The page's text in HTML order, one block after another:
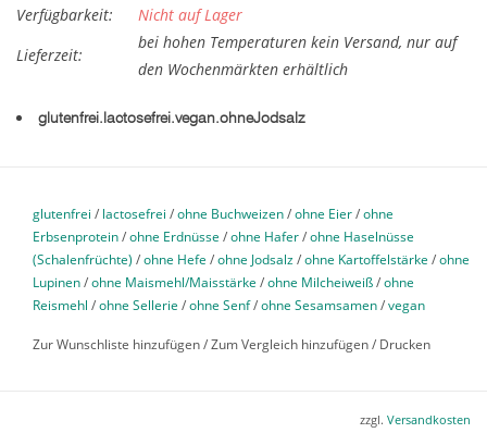
Verfügbarkeit:
Nicht auf Lager
Lieferzeit:
bei hohen Temperaturen kein Versand, nur auf
den Wochenmärkten erhältlich
glutenfrei.lactosefrei.vegan.ohneJodsalz
Zutaten
62.3% Marzipan Rohmasse (Mandeln (52%), Zucker,
Invertzuckersirup, Wasser); 15.6% Mandeln;Aprikosen Konfitüre
(Zutaten: Glukose-Fruktose-Sirup, Aprikosen (35%), Zucker,
Geliermittel: Pektin (E440), Säuerungsmittel: Citronensäure
(E330)) (enthält Säuerungsmittel Citronensäure, Geliermittel
glutenfrei / lactosefrei /ohne Buchweizen/ohne Eier/ohne
Erbsenprotein/ohne Erdnüsse /ohne Hafer/ohne Haselnüsse
(Schalenfrüchte) /ohne Hefe /ohne Jodsalz/ohne Kartoffelstärke /ohne
Lupinen/ohne Maismehl/Maisstärke /ohne Milcheiweiß/ohne
Reismehl /ohne Sellerie /ohne Senf/ohne Sesamsamen/vegan
Zur Wunschliste hinzufügen/Zum Vergleich hinzufügen/ Drucken
zzgl. Versandkosten